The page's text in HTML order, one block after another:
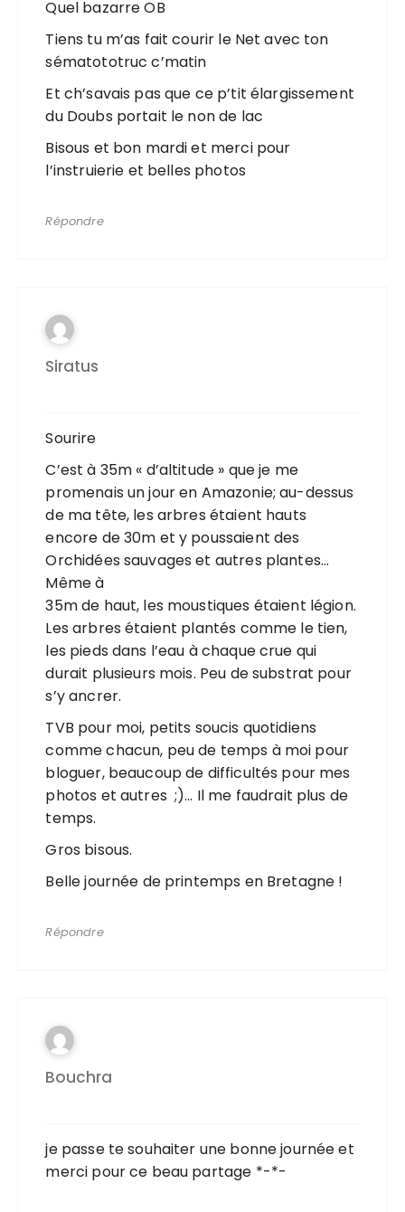
Quel bazarre OB
Tiens tu m’as fait courir le Net avec ton
sématototruc c’matin
Et ch’savais pas que ce p’tit élargissement
du Doubs portait le non de lac
Bisous et bon mardi et merci pour
l’instruierie et belles photos
Répondre
Siratus
Sourire
C’est à 35m « d’altitude » que je me
promenais un jour en Amazonie; au-dessus
de ma tête, les arbres étaient hauts
encore de 30m et y poussaient des
Orchidées sauvages et autres plantes…
Même à
35m de haut, les moustiques étaient légion.
Les arbres étaient plantés comme le tien,
les pieds dans l’eau à chaque crue qui
durait plusieurs mois. Peu de substrat pour
s’y ancrer.
TVB pour moi, petits soucis quotidiens
comme chacun, peu de temps à moi pour
bloguer, beaucoup de difficultés pour mes
photos et autres ;)… Il me faudrait plus de
temps.
Gros bisous.
Belle journée de printemps en Bretagne !
Répondre
Bouchra
je passe te souhaiter une bonne journée et
merci pour ce beau partage *-*-